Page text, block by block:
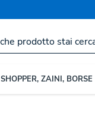
SHOPPER, ZAINI, BORSE